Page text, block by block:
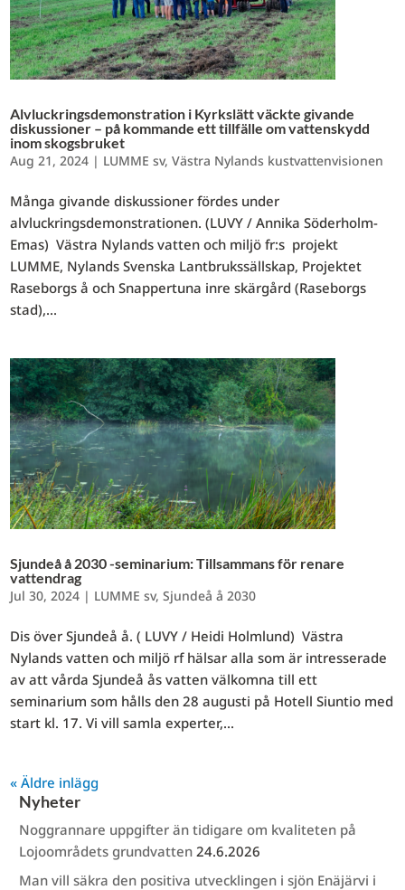
Alvluckringsdemonstration i Kyrkslätt väckte givande
diskussioner – på kommande ett tillfälle om vattenskydd
inom skogsbruket
Aug 21, 2024 | LUMME sv,Västra Nylands kustvattenvisionen
Många givande diskussioner fördes under
alvluckringsdemonstrationen. (LUVY / Annika Söderholm-
Emas) Västra Nylands vatten och miljö fr:s projekt
LUMME, Nylands Svenska Lantbrukssällskap, Projektet
Raseborgs å och Snappertuna inre skärgård (Raseborgs
stad),...
Sjundeå å 2030 -seminarium: Tillsammans för renare
vattendrag
Jul 30, 2024 | LUMME sv,Sjundeå å 2030
Dis över Sjundeå å. ( LUVY / Heidi Holmlund) Västra
Nylands vatten och miljö rf hälsar alla som är intresserade
av att vårda Sjundeå ås vatten välkomna till ett
seminarium som hålls den 28 augusti på Hotell Siuntio med
start kl. 17. Vi vill samla experter,...
« Äldre inlägg
Nyheter
Noggrannare uppgifter än tidigare om kvaliteten på
Lojoområdets grundvatten 24.6.2026
Man vill säkra den positiva utvecklingen i sjön Enäjärvi i